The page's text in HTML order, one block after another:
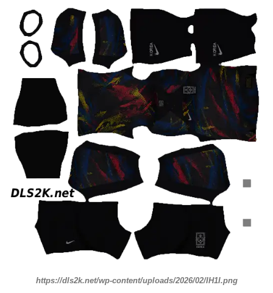
https://dls2k.net/wp-content/uploads/2026/02/IH1I.png